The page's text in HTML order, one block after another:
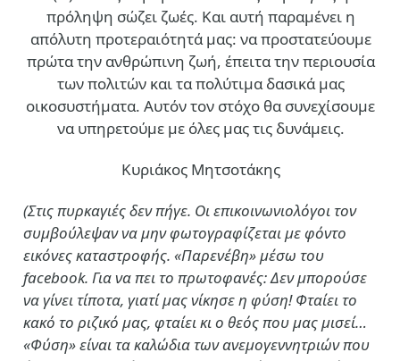
πρόληψη σώζει ζωές. Και αυτή παραμένει η
απόλυτη προτεραιότητά μας: να προστατεύουμε
πρώτα την ανθρώπινη ζωή, έπειτα την περιουσία
των πολιτών και τα πολύτιμα δασικά μας
οικοσυστήματα. Αυτόν τον στόχο θα συνεχίσουμε
να υπηρετούμε με όλες μας τις δυνάμεις.
Κυριάκος Μητσοτάκης
(Στις πυρκαγιές δεν πήγε. Οι επικοινωνιολόγοι τον
συμβούλεψαν να μην φωτογραφίζεται με φόντο
εικόνες καταστροφής. «Παρενέβη» μέσω του
facebook. Για να πει το πρωτοφανές: Δεν μπορούσε
να γίνει τίποτα, γιατί μας νίκησε η φύση! Φταίει το
κακό το ριζικό μας, φταίει κι ο θεός που μας μισεί…
«Φύση» είναι τα καλώδια των ανεμογεννητριών που